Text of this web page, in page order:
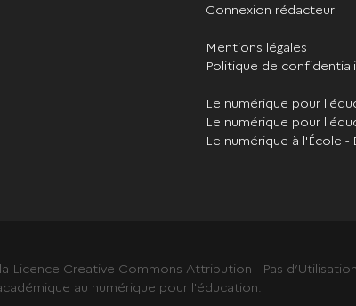
Connexion rédacteur
Mentions légales
Politique de
Le numérique pour
Le numérique pour
Le numérique à l'École -
Creative Commons Attribution - Pas
au numérique pour l'éducation.